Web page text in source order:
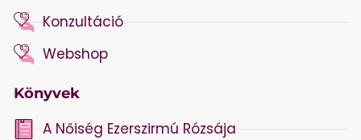
Konzultáció
Webshop
Könyvek
A Nőiség Ezerszirmú Rózsája